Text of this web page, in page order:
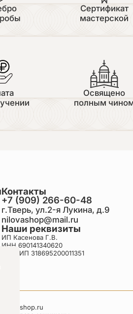
Сертификат
мастерской
Освящено
полным
Контакты
+7 (909) 266-60-48
г.Тверь, ул.2-я Лукина, д.9
nilovashop@mail.ru
Наши реквизиты
ИП Касенова Г.В.
ИНН 690141340620
ОГРНИП 318695200011351
nilovashop.ru